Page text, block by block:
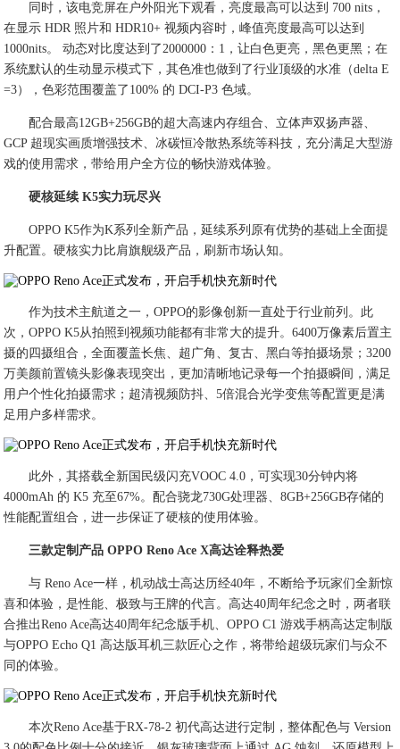
同时，该电竞屏在户外阳光下观看，亮度最高可以达到 700 nits，
在显示 HDR 照片和 HDR10+ 视频内容时，峰值亮度最高可以达到
1000nits。 动态对比度达到了2000000：1，让白色更亮，黑色更黑；在
系统默认的生动显示模式下，其色准也做到了行业顶级的水准（delta E
=3），色彩范围覆盖了100% 的 DCI-P3 色域。
配合最高12GB+256GB的超大高速内存组合、立体声双扬声器、
GCP 超现实画质增强技术、冰碳恒冷散热系统等科技，充分满足大型游
戏的使用需求，带给用户全方位的畅快游戏体验。
硬核延续 K5实力玩尽兴
OPPO K5作为K系列全新产品，延续系列原有优势的基础上全面提
升配置。硬核实力比肩旗舰级产品，刷新市场认知。
作为技术主航道之一，OPPO的影像创新一直处于行业前列。此
次，OPPO K5从拍照到视频功能都有非常大的提升。6400万像素后置主
摄的四摄组合，全面覆盖长焦、超广角、复古、黑白等拍摄场景；3200
万美颜前置镜头影像表现突出，更加清晰地记录每一个拍摄瞬间，满足
用户个性化拍摄需求；超清视频防抖、5倍混合光学变焦等配置更是满
足用户多样需求。
此外，其搭载全新国民级闪充VOOC 4.0，可实现30分钟内将
4000mAh 的 K5 充至67%。配合骁龙730G处理器、8GB+256GB存储的
性能配置组合，进一步保证了硬核的使用体验。
三款定制产品 OPPO Reno Ace X高达诠释热爱
与 Reno Ace一样，机动战士高达历经40年，不断给予玩家们全新惊
喜和体验，是性能、极致与王牌的代言。高达40周年纪念之时，两者联
合推出Reno Ace高达40周年纪念版手机、OPPO C1 游戏手柄高达定制版
与OPPO Echo Q1 高达版耳机三款匠心之作，将带给超级玩家们与众不
同的体验。
本次Reno Ace基于RX-78-2 初代高达进行定制，整体配色与 Version